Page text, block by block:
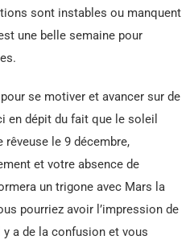
sont instables ou manquent
une belle semaine pour
se motiver et avancer sur de
en dépit du fait que le soleil
rêveuse le 9 décembre,
et votre absence de
un trigone avec Mars la
pourriez avoir l’impression de
y a de la confusion et vous